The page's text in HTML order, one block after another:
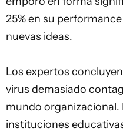
25% en su
nuevas ideas.
Los expertos
virus demasiado
mundo organizacional.
instituciones